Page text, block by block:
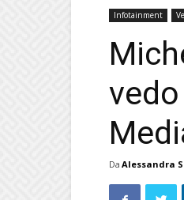
Infotainment
Da Alessandra